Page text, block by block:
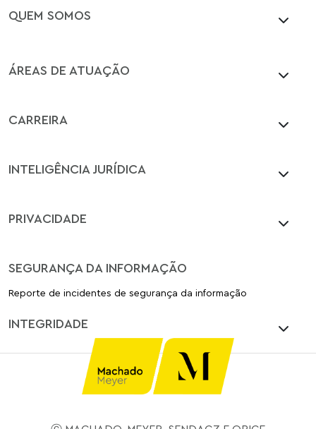
QUEM SOMOS
ÁREAS DE ATUAÇÃO
CARREIRA
INTELIGÊNCIA JURÍDICA
PRIVACIDADE
SEGURANÇA DA INFORMAÇÃO
Reporte de incidentes de segurança da informação
INTEGRIDADE